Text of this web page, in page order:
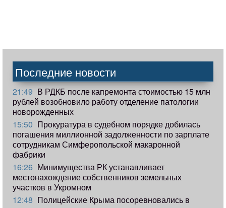
Последние новости
21:49 В РДКБ после капремонта стоимостью 15 млн
рублей возобновило работу отделение патологии
новорожденных
15:50 Прокуратура в судебном порядке добилась
погашения миллионной задолженности по зарплате
сотрудникам Симферопольской макаронной
фабрики
16:26 Минимущества РК устанавливает
местонахождение собственников земельных
участков в Укромном
12:48 Полицейские Крыма посоревновались в